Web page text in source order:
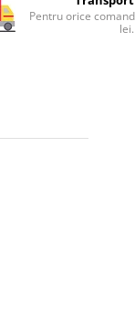
Pentru orice
lei.